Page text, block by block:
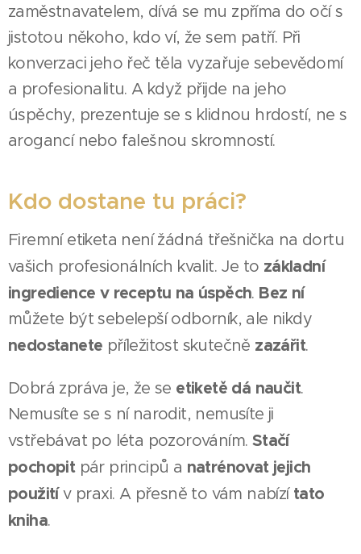
zaměstnavatelem, dívá se mu zpříma do očí s
jistotou někoho, kdo ví, že sem patří. Při
konverzaci jeho řeč těla vyzařuje sebevědomí
a profesionalitu. A když přijde na jeho
úspěchy, prezentuje se s klidnou hrdostí, ne s
arogancí nebo falešnou skromností.
Kdo dostane tu práci?
Firemní etiketa není žádná třešnička na dortu
vašich profesionálních kvalit. Je to základní
ingredience v receptu na úspěch. Bez ní
můžete být sebelepší odborník, ale nikdy
nedostanete příležitost skutečně zazářit.
Dobrá zpráva je, že se etiketě dá naučit.
Nemusíte se s ní narodit, nemusíte ji
vstřebávat po léta pozorováním. Stačí
pochopit pár principů a natrénovat jejich
použitív praxi. A přesně to vám nabízí tato
kniha.